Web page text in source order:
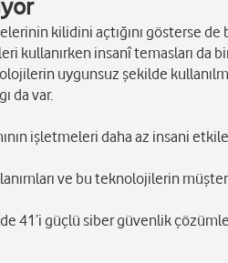
kilidini açtığını gösterse de
insanî temasları da bir
uygunsuz şekilde
da var.
işletmeleri daha az insani
ve bu teknolojilerin
41’i güçlü siber güvenlik